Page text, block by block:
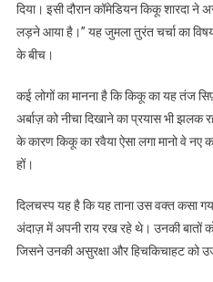
दिया। इसी दौरान कॉमेडियन किकू शारदा ने
लड़ने आया है।” यह जुमला तुरंत चर्चा का
के बीच।
कई लोगों का मानना है कि किकू का यह तंज
अर्बाज़ को नीचा दिखाने का प्रयास भी झलक
के कारण किकू का रवैया ऐसा लगा मानो वे नए
हों।
दिलचस्प यह है कि यह ताना उस वक्त कसा
अंदाज़ में अपनी राय रख रहे थे। उनकी बातों
जिसने उनकी असुरक्षा और हिचकिचाहट को